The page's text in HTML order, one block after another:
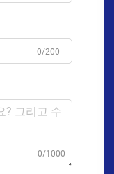
0/200
0/1000